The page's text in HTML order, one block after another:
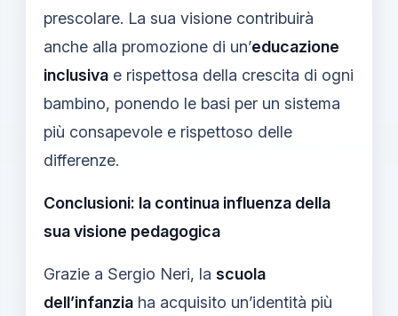
prescolare. La sua visione contribuirà
anche alla promozione di un’educazione
inclusiva e rispettosa della crescita di ogni
bambino, ponendo le basi per un sistema
più consapevole e rispettoso delle
differenze.
Conclusioni: la continua influenza della
sua visione pedagogica
Grazie a Sergio Neri, la scuola
dell’infanzia ha acquisito un’identità più